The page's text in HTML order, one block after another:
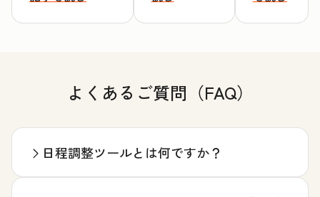
よくあるご質問（FAQ）
日程調整ツールとは何ですか？